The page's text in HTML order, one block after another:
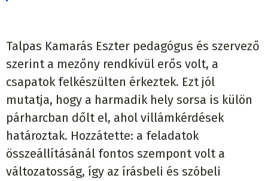
Talpas Kamarás Eszter pedagógus és szervező
szerint a mezőny rendkívül erős volt, a
csapatok felkészülten érkeztek. Ezt jól
mutatja, hogy a harmadik hely sorsa is külön
párharcban dőlt el, ahol villámkérdések
határoztak. Hozzátette: a feladatok
összeállításánál fontos szempont volt a
változatosság, így az írásbeli és szóbeli